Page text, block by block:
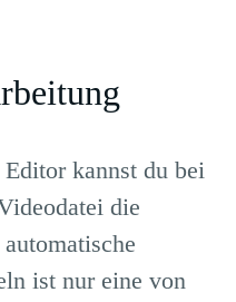
kannst du bei
die
ist nur eine von